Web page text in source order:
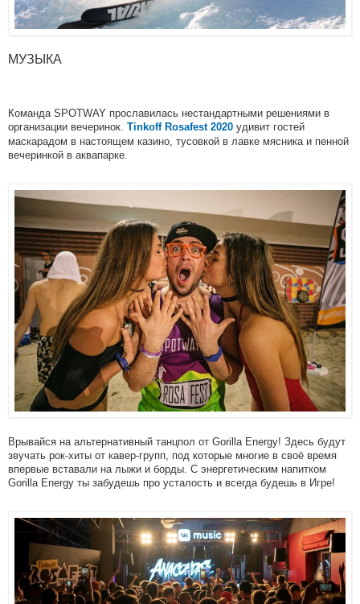
МУЗЫКА
Команда SPOTWAY прославилась нестандартными решениями в
организации вечеринок. Tinkoff Rosafest 2020 удивит гостей
маскарадом в настоящем казино, тусовкой в лавке мясника и пенной
вечеринкой в аквапарке.
Врывайся на альтернативный танцпол от Gorilla Energy! Здесь будут
звучать рок-хиты от кавер-групп, под которые многие в своё время
впервые вставали на лыжи и борды. С энергетическим напитком
Gorilla Energy ты забудешь про усталость и всегда будешь в Игре!